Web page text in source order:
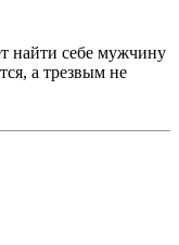
найти себе мужчину
а трезвым не